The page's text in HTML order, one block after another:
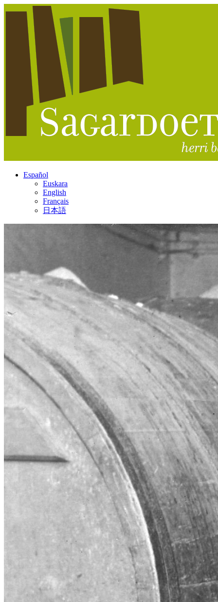
Español
Euskara
English
Français
日本語